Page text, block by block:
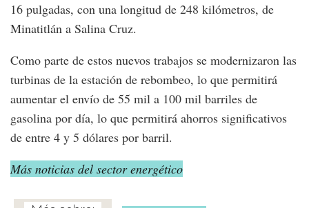
16 pulgadas, con una longitud de 248 kilómetros, de
Minatitlán a Salina Cruz.
Como parte de estos nuevos trabajos se modernizaron las
turbinas de la estación de rebombeo, lo que permitirá
aumentar el envío de 55 mil a 100 mil barriles de
gasolina por día, lo que permitirá ahorros significativos
de entre 4 y 5 dólares por barril.
Más noticias del sector energético